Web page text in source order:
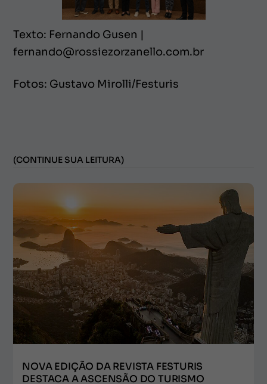
Texto: Fernando Gusen |
fernando@rossiezorzanello.com.br
Fotos: Gustavo Mirolli/Festuris
(CONTINUE SUA LEITURA)
NOVA EDIÇÃO DA REVISTA FESTURIS
DESTACA A ASCENSÃO DO TURISMO